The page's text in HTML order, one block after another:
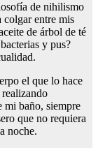
de nihilismo
colgar entre mis
de árbol de té
y pus?
el que lo hace
mi baño, siempre
que no requiera
noche.